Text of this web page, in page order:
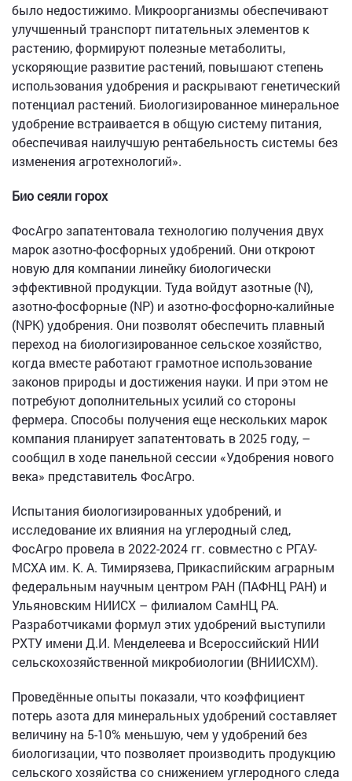
было недостижимо. Микроорганизмы обеспечивают
улучшенный транспорт питательных элементов к
растению, формируют полезные метаболиты,
ускоряющие развитие растений, повышают степень
использования удобрения и раскрывают генетический
потенциал растений. Биологизированное минеральное
удобрение встраивается в общую систему питания,
обеспечивая наилучшую рентабельность системы без
изменения агротехнологий».
Био сеяли горох
ФосАгро запатентовала технологию получения двух
марок азотно-фосфорных удобрений. Они откроют
новую для компании линейку биологически
эффективной продукции. Туда войдут азотные (N),
азотно-фосфорные (NP) и азотно-фосфорно-калийные
(NPK) удобрения. Они позволят обеспечить плавный
переход на биологизированное сельское хозяйство,
когда вместе работают грамотное использование
законов природы и достижения науки. И при этом не
потребуют дополнительных усилий со стороны
фермера. Способы получения еще нескольких марок
компания планирует запатентовать в 2025 году, –
сообщил в ходе панельной сессии «Удобрения нового
века» представитель ФосАгро.
Испытания биологизированных удобрений, и
исследование их влияния на углеродный след,
ФосАгро провела в 2022-2024 гг. совместно с РГАУ-
МСХА им. К. А. Тимирязева, Прикаспийским аграрным
федеральным научным центром РАН (ПАФНЦ РАН) и
Ульяновским НИИСХ – филиалом СамНЦ РА.
Разработчиками формул этих удобрений выступили
РХТУ имени Д.И. Менделеева и Всероссийский НИИ
сельскохозяйственной микробиологии (ВНИИСХМ).
Проведённые опыты показали, что коэффициент
потерь азота для минеральных удобрений составляет
величину на 5-10% меньшую, чем у удобрений без
биологизации, что позволяет производить продукцию
сельского хозяйства со снижением углеродного следа